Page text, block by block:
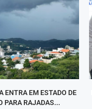
ENTRA EM ESTADO DE
PARA RAJADAS...